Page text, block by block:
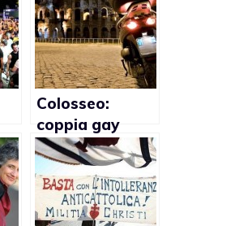
Colosseo:
coppia gay
condannata per
atti osceni